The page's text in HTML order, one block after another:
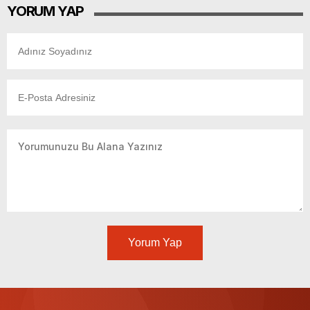
YORUM YAP
Yorum Yap